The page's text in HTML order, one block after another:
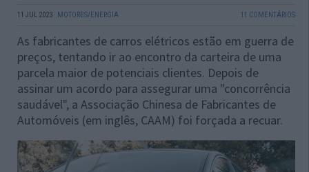
11 JUL 2023 · MOTORES/ENERGIA 11 COMENTÁRIOS
As fabricantes de carros elétricos estão em guerra de
preços, tentando ir ao encontro da carteira de uma
parcela maior de potenciais clientes. Depois de
assinar um acordo para assegurar uma "concorrência
saudável", a Associação Chinesa de Fabricantes de
Automóveis (em inglês, CAAM) foi forçada a recuar.